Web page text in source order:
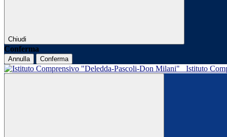
Chiudi
Conferma
Annulla Conferma
Istituto